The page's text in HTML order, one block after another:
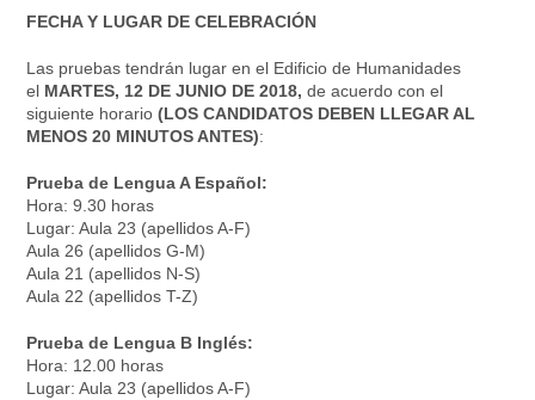
FECHA Y LUGAR DE CELEBRACIÓN
Las pruebas tendrán lugar en el Edificio de Humanidades
el MARTES, 12 DE JUNIO DE 2018, de acuerdo con el
siguiente horario(LOS CANDIDATOS DEBEN LLEGAR AL
MENOS 20 MINUTOS ANTES):
Prueba de Lengua A Español:
Hora: 9.30 horas
Lugar: Aula 23 (apellidos A-F)
Aula 26 (apellidos G-M)
Aula 21 (apellidos N-S)
Aula 22 (apellidos T-Z)
Prueba de Lengua B Inglés:
Hora: 12.00 horas
Lugar: Aula 23 (apellidos A-F)